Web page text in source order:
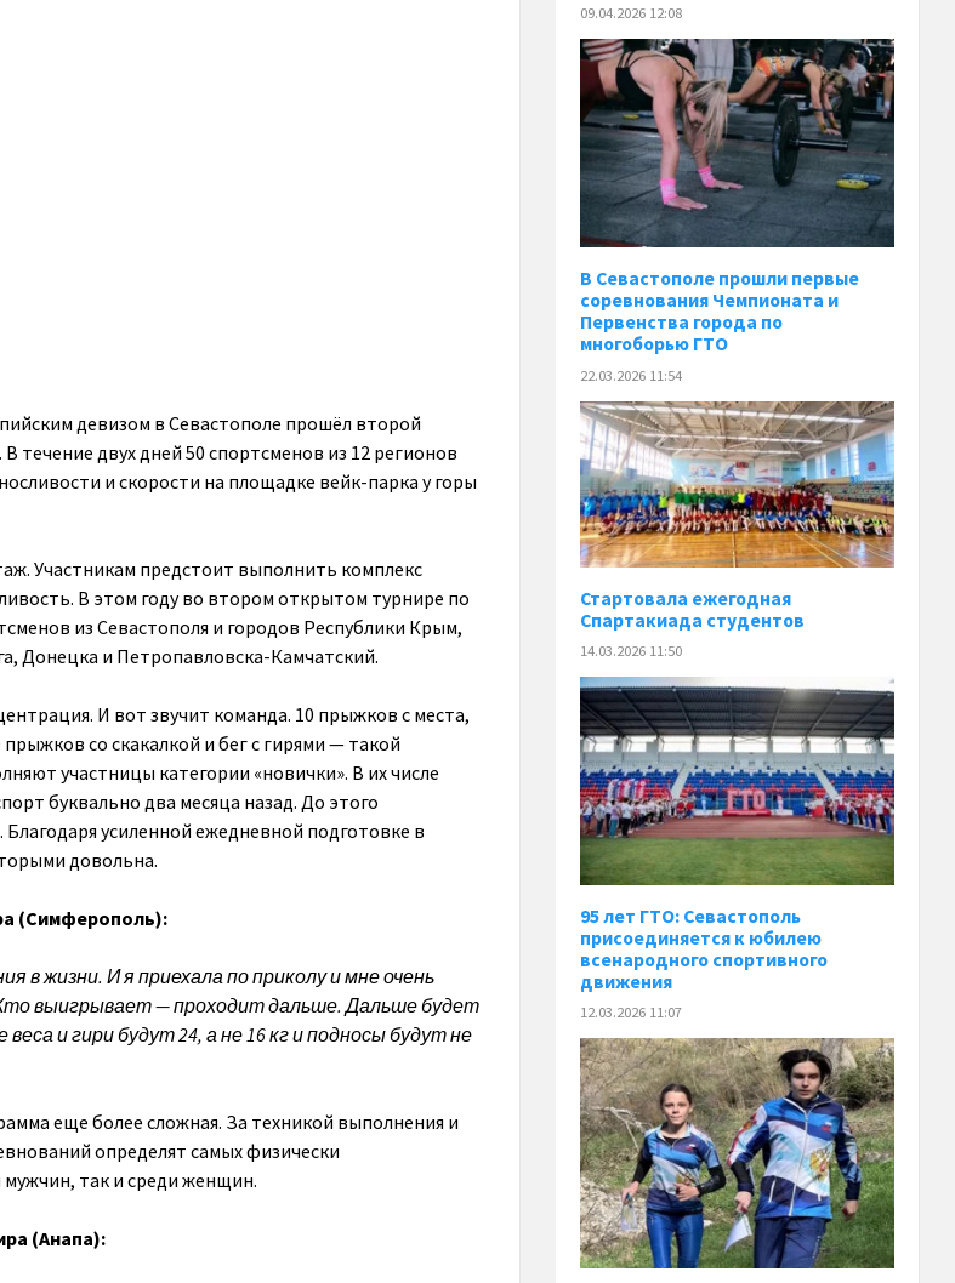
девизом в Севастополе прошёл второй
двух дней 50 спортсменов из 12 регионов
и скорости на площадке вейк-парка у горы
Участникам предстоит выполнить комплекс
В этом году во втором открытом турнире по
из Севастополя и городов Республики Крым,
Донецка и Петропавловска-Камчатский.
И вот звучит команда. 10 прыжков с места,
со скакалкой и бег с гирями — такой
участницы категории «новички». В их числе
буквально два месяца назад. До этого
усиленной ежедневной подготовке в
довольна.
(Симферополь):
в жизни. И я приехала по приколу и мне очень
выигрывает — проходит дальше. Дальше будет
и гири будут 24, а не 16 кг и подносы будут не
еще более сложная. За техникой выполнения и
определят самых физически
мужчин, так и среди женщин.
(Анапа):
09.04.2026 12:08
В Севастополе прошли первые
соревнования Чемпионата и
Первенства города по
многоборью ГТО
22.03.2026 11:54
Стартовала ежегодная
Спартакиада студентов
14.03.2026 11:50
95 лет ГТО: Севастополь
присоединяется к юбилею
всенародного спортивного
движения
12.03.2026 11:07